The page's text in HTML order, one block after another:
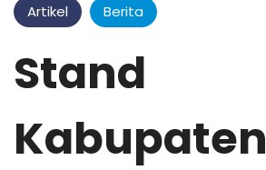
Artikel Berita
Stand
Kabupaten